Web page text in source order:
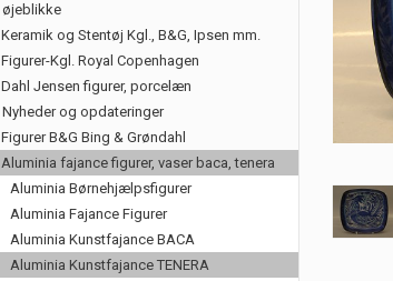
øjeblikke
Keramik og Stentøj Kgl., B&G, Ipsen mm.
Figurer-Kgl. Royal Copenhagen
Dahl Jensen figurer, porcelæn
Nyheder og opdateringer
Figurer B&G Bing & Grøndahl
Aluminia fajance figurer, vaser baca, tenera
Aluminia Børnehjælpsfigurer
Aluminia Fajance Figurer
Aluminia Kunstfajance BACA
Aluminia Kunstfajance TENERA